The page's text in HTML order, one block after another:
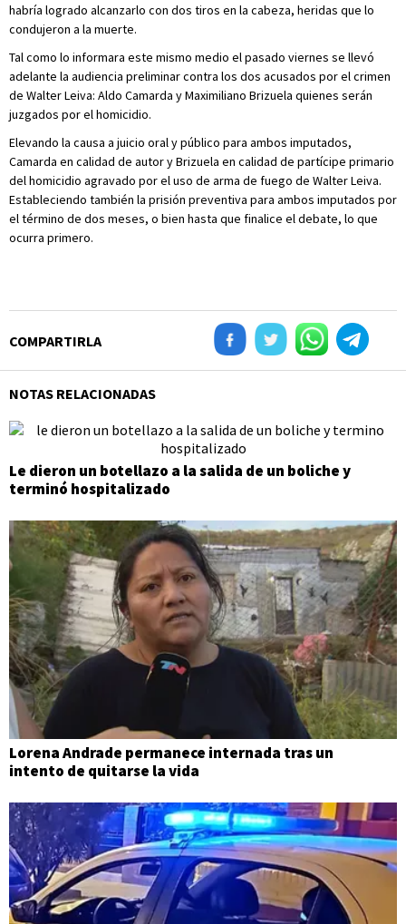
habría logrado alcanzarlo con dos tiros en la cabeza, heridas que lo
condujeron a la muerte.
Tal como lo informara este mismo medio el pasado viernes se llevó
adelante la audiencia preliminar contra los dos acusados por el crimen
de Walter Leiva: Aldo Camarda y Maximiliano Brizuela quienes serán
juzgados por el homicidio.
Elevando la causa a juicio oral y público para ambos imputados,
Camarda en calidad de autor y Brizuela en calidad de partícipe primario
del homicidio agravado por el uso de arma de fuego de Walter Leiva.
Estableciendo también la prisión preventiva para ambos imputados por
el término de dos meses, o bien hasta que finalice el debate, lo que
ocurra primero.
COMPARTIRLA
NOTAS RELACIONADAS
Le dieron un botellazo a la salida de un boliche y
terminó hospitalizado
Lorena Andrade permanece internada tras un
intento de quitarse la vida